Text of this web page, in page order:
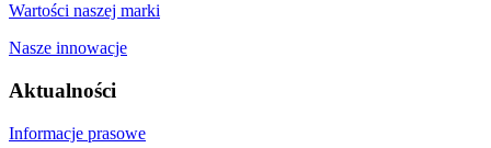
Wartości naszej marki
Nasze innowacje
Aktualności
Informacje prasowe